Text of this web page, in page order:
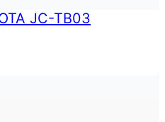
JC-TB03